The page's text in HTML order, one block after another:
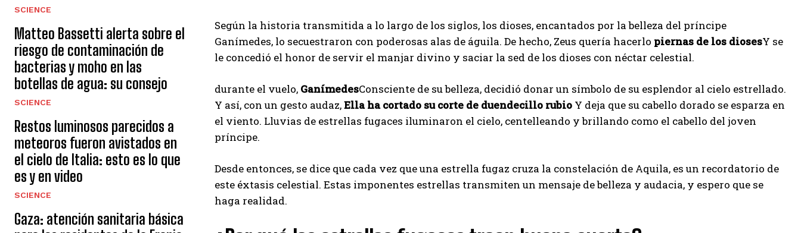
Izer
SCIENCE
Matteo Bassetti alerta sobre el
riesgo de contaminación de
bacterias y moho en las
botellas de agua: su consejo
SCIENCE
Restos luminosos parecidos a
meteoros fueron avistados en
el cielo de Italia: esto es lo que
es y en video
SCIENCE
Gaza: atención sanitaria básica
Según la historia transmitida a lo largo de los siglos, los dioses, encantados por la belleza del príncipe
Ganímedes, lo secuestraron con poderosas alas de águila. De hecho, Zeus quería hacerlo piernas de los diosesY se
le concedió el honor de servir el manjar divino y saciar la sed de los dioses con néctar celestial.
durante el vuelo, GanímedesConsciente de su belleza, decidió donar un símbolo de su esplendor al cielo estrellado.
Y así, con un gesto audaz,Ella ha cortado su corte de duendecillo rubio Y deja que su cabello dorado se esparza en
el viento. Lluvias de estrellas fugaces iluminaron el cielo, centelleando y brillando como el cabello del joven
príncipe.
Desde entonces, se dice que cada vez que una estrella fugaz cruza la constelación de Aquila, es un recordatorio de
este éxtasis celestial. Estas imponentes estrellas transmiten un mensaje de belleza y audacia, y espero que se
haga realidad.